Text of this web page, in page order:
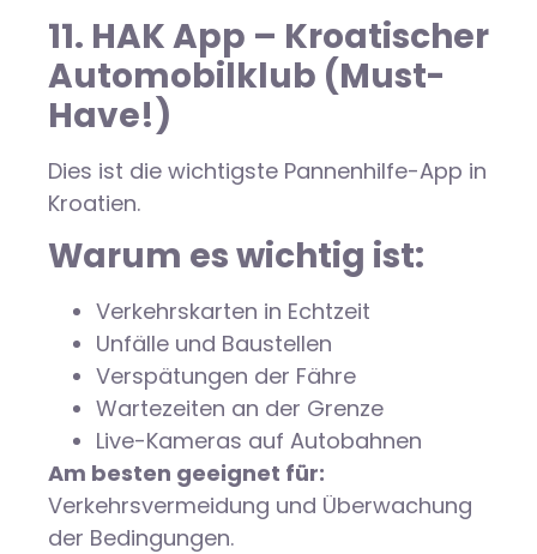
11. HAK App – Kroatischer
Automobilklub (Must-
Have!)
Dies ist die wichtigste Pannenhilfe-App in
Kroatien.
Warum es wichtig ist:
Verkehrskarten in Echtzeit
Unfälle und Baustellen
Verspätungen der Fähre
Wartezeiten an der Grenze
Live-Kameras auf Autobahnen
Am besten geeignet für:
Verkehrsvermeidung und Überwachung
der Bedingungen.